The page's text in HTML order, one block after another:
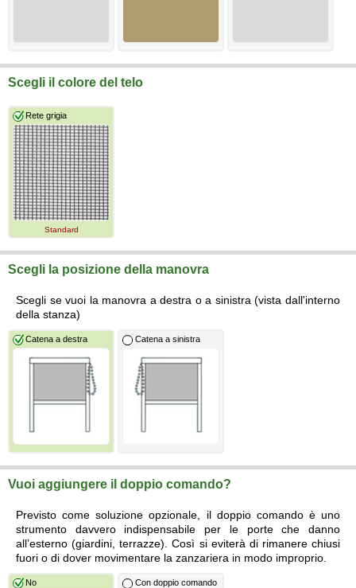
Scegli il colore del telo
Rete grigia
Standard
Scegli la posizione della manovra
Scegli se vuoi la manovra a destra o a sinistra (vista dall'interno
della stanza)
Catena a destra Catena a sinistra
Vuoi aggiungere il doppio comando?
Previsto come soluzione opzionale, il doppio comando è uno
strumento davvero indispensabile per le porte che danno
all’esterno (giardini, terrazze). Così si eviterà di rimanere chiusi
fuori o di dover movimentare la zanzariera in modo improprio.
No Con doppio comando